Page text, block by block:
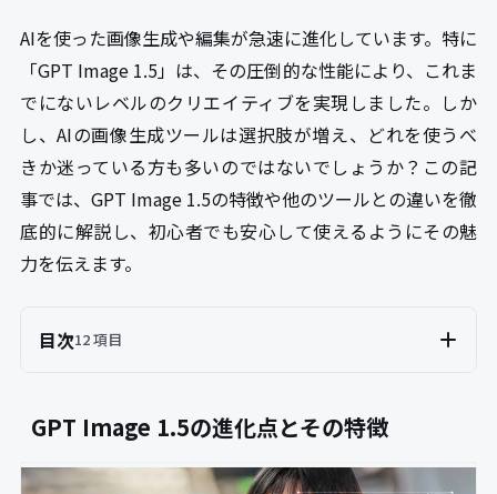
AIを使った画像生成や編集が急速に進化しています。特に
「GPT Image 1.5」は、その圧倒的な性能により、これま
でにないレベルのクリエイティブを実現しました。しか
し、AIの画像生成ツールは選択肢が増え、どれを使うべ
きか迷っている方も多いのではないでしょうか？この記
事では、GPT Image 1.5の特徴や他のツールとの違いを徹
底的に解説し、初心者でも安心して使えるようにその魅
力を伝えます。
目次12 項目
GPT Image 1.5の進化点とその特徴